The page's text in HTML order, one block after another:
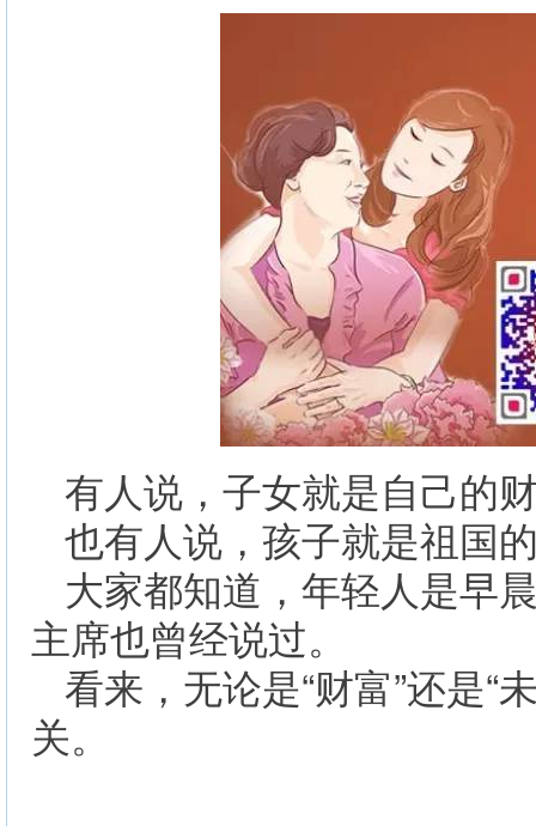
有人说，子女就是自己的
也有人说，孩子就是祖国
大家都知道，年轻人是早
主席也曾经说过。
看来，无论是“财富”还是“
关。